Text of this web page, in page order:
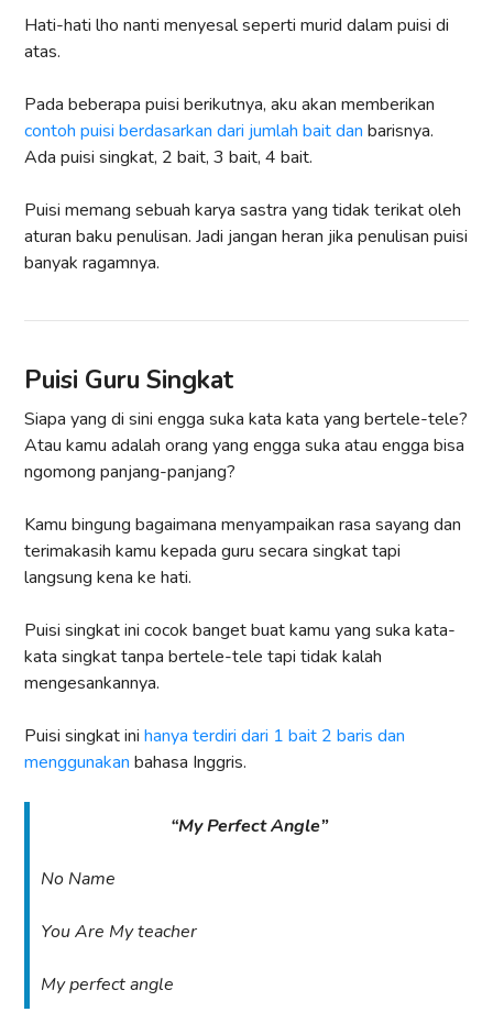
Hati-hati lho nanti menyesal seperti murid dalam puisi di
atas.
Pada beberapa puisi berikutnya, aku akan memberikan
contoh puisi berdasarkan dari jumlah bait dan barisnya.
Ada puisi singkat, 2 bait, 3 bait, 4 bait.
Puisi memang sebuah karya sastra yang tidak terikat oleh
aturan baku penulisan. Jadi jangan heran jika penulisan puisi
banyak ragamnya.
Puisi Guru Singkat
Siapa yang di sini engga suka kata kata yang bertele-tele?
Atau kamu adalah orang yang engga suka atau engga bisa
ngomong panjang-panjang?
Kamu bingung bagaimana menyampaikan rasa sayang dan
terimakasih kamu kepada guru secara singkat tapi
langsung kena ke hati.
Puisi singkat ini cocok banget buat kamu yang suka kata-
kata singkat tanpa bertele-tele tapi tidak kalah
mengesankannya.
Puisi singkat ini hanya terdiri dari 1 bait 2 baris dan
menggunakan bahasa Inggris.
“My Perfect Angle”
No Name
You Are My teacher
My perfect angle